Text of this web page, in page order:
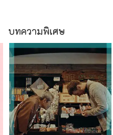
บทความพิเศษ